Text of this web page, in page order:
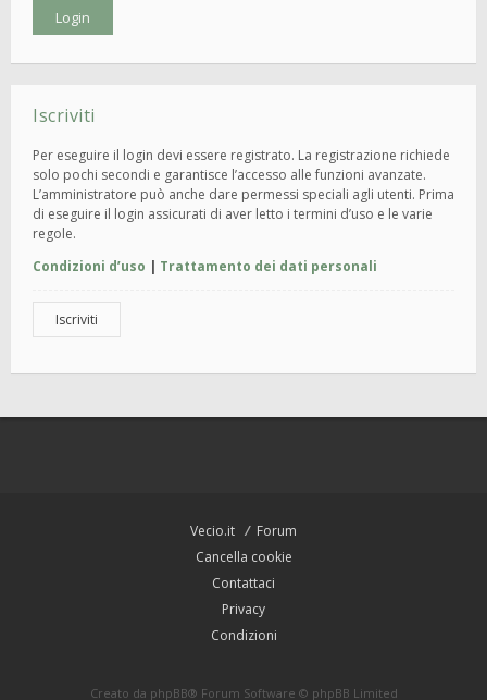
Iscriviti
Per eseguire il login devi essere registrato. La registrazione richiede
solo pochi secondi e garantisce l’accesso alle funzioni avanzate.
L’amministratore può anche dare permessi speciali agli utenti. Prima
di eseguire il login assicurati di aver letto i termini d’uso e le varie
regole.
Condizioni d’uso | Trattamento dei dati personali
Iscriviti
Vecio.it
Forum
Cancella cookie
Contattaci
Privacy
Condizioni
Creato da phpBB® Forum Software © phpBB Limited